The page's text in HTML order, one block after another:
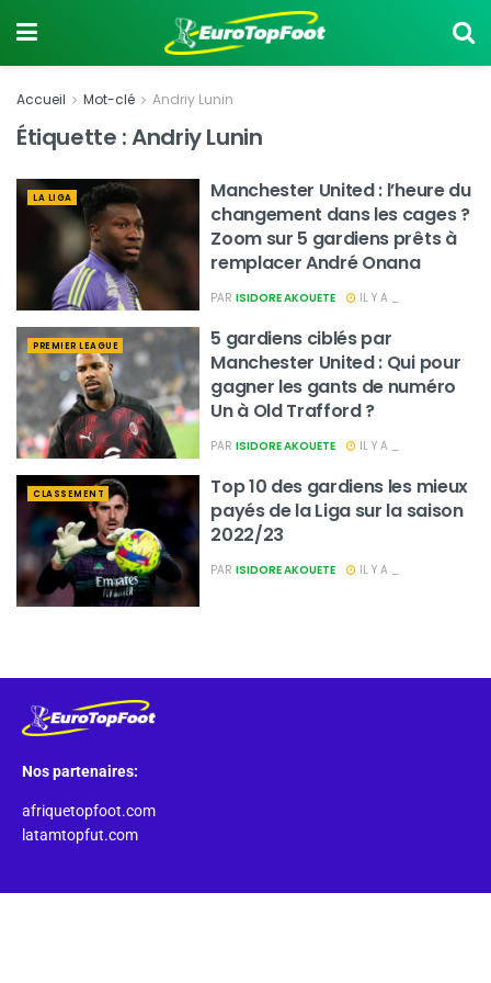
Accueil Mot-clé Andriy Lunin
Étiquette :Andriy Lunin
LA LIGA
Manchester United : l’heure du
changement dans les cages ?
Zoom sur 5 gardiens prêts à
remplacer André Onana
PAR ISIDORE AKOUETE IL Y A _
PREMIER LEAGUE
5 gardiens ciblés par
Manchester United : Qui pour
gagner les gants de numéro
Un à Old Trafford ?
PAR ISIDORE AKOUETE IL Y A _
CLASSEMENT
Top 10 des gardiens les mieux
payés de la Liga sur la saison
2022/23
PAR ISIDORE AKOUETE IL Y A _
Nos partenaires:
afriquetopfoot.com
latamtopfut.com